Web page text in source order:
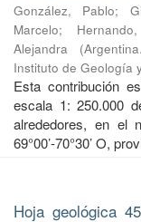
González, Pablo;
Marcelo;
Alejandra
(
Instituto de Geología
Esta contribución
escala 1: 250.000
alrededores, en el
69°00’-70°30’ O,
Hoja geológica